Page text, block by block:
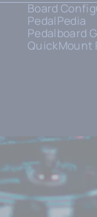
Board
PedalPedia
Pedalboard
QuickMount